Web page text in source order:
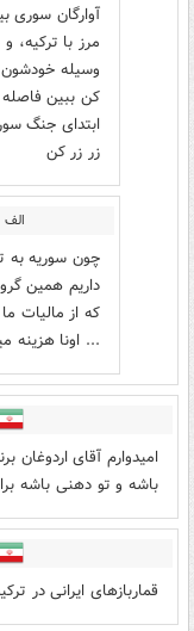
آوارگان
مرز با ترکیه،
وسیله خودشون
کن ببین فاصله
ابتدای جنگ
زر زر کن
الف
داریم همین
که از مالیات
... اونا هزینه
امیدوارم آقای اردوغان
باشه و تو دهنی باشه
قماربازهای ایرانی در